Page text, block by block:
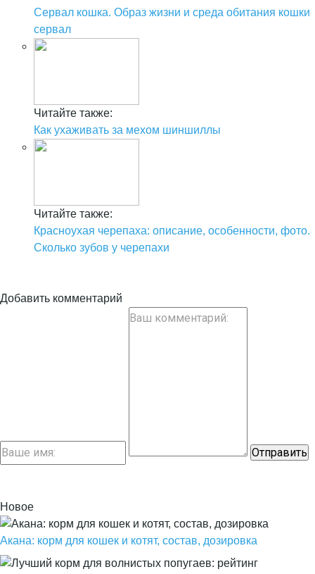
Сервал кошка. Образ жизни и среда обитания кошки
сервал
Читайте также:
Как ухаживать за мехом шиншиллы
Читайте также:
Красноухая черепаха: описание, особенности, фото.
Сколько зубов у черепахи
Добавить комментарий
Новое
Акана: корм для кошек и котят, состав, дозировка